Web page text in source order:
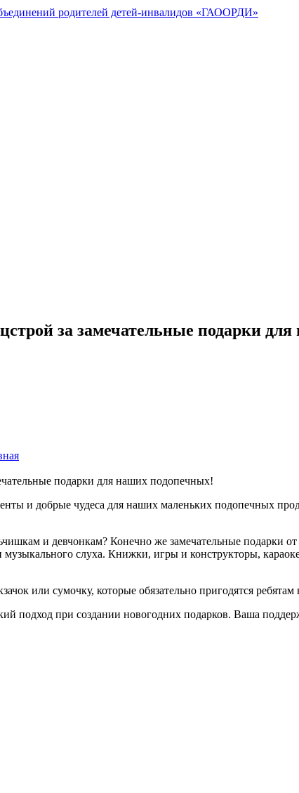
за замечательные подарки
подарки для наших подопечных!
и добрые чудеса для наших маленьких подопечных
и девчонкам? Конечно же замечательные подарки
музыкального слуха. Книжки, игры и конструкторы,
или сумочку, которые обязательно пригодятся
подход при создании новогодних подарков. Ваша